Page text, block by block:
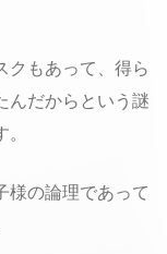
クもあって、得ら
んだからという謎
様の論理であって